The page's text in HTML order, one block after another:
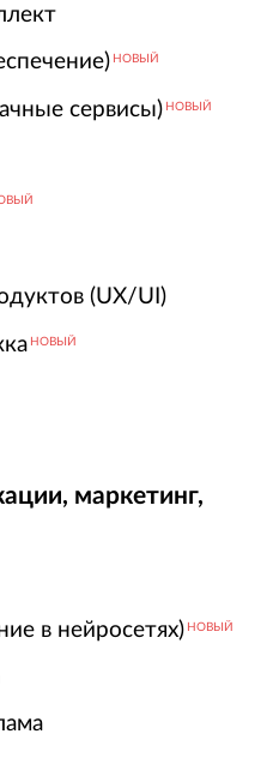
НОВЫЙ
сервисы) НОВЫЙ
(UX/UI)
НОВЫЙ
маркетинг,
в нейросетях) НОВЫЙ